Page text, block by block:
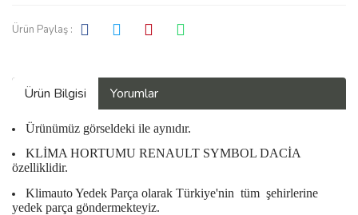
Ürün Paylaş :
Ürün Bilgisi Yorumlar
Ürünümüz görseldeki ile aynıdır.
KLİMA HORTUMU RENAULT SYMBOL DACİA
özelliklidir.
Klimauto Yedek Parça olarak Türkiye'nin tüm şehirlerine
yedek parça göndermekteyiz.